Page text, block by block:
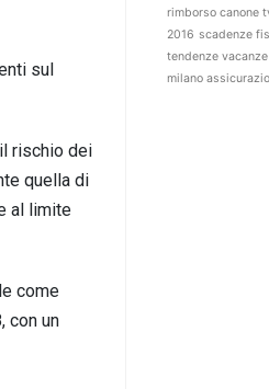
sul
rischio dei
quella di
al limite
come
con un
rimborso canone
2016 scadenze
tendenze
milano